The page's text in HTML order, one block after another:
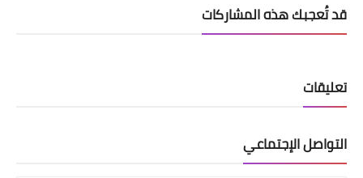
قد تُعجبك هذه المشاركات
تعليقات
التواصل الإجتماعي